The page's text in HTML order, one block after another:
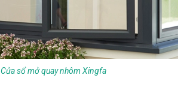
Cửa sổ mở quay nhôm Xingfa